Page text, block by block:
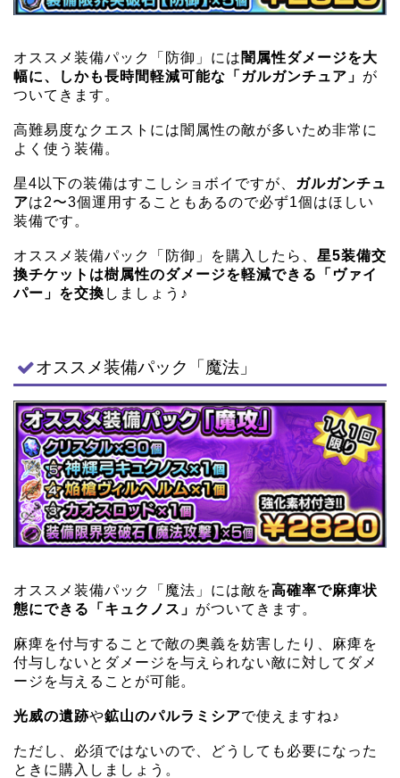
オススメ装備パック「防御」には 闇属性ダメージを大
幅に、しかも長時間軽減可能な「ガルガンチュア」 が
ついてきます。
高難易度なクエストには闇属性の敵が多いため非常に
よく使う装備。
星4以下の装備はすこしショボイですが、
ガルガンチュ
アは2〜3個運用することもあるので必ず1個はほしい
装備です。
オススメ装備パック「防御」を購入したら、 星5装備交
換チケットは樹属性のダメージを軽減できる「ヴァイ
パー」を交換 しましょう♪
オススメ装備パック「魔法」
オススメ装備パック「魔法」には敵を高確率で麻痺状
態にできる「キュクノス」 がついてきます。
麻痺を付与することで敵の奥義を妨害したり、麻痺を
付与しないとダメージを与えられない敵に対してダメ
ージを与えることが可能。
光威の遺跡や鉱山のパルラミシアで使えますね♪
ただし、必須ではないので、どうしても必要になった
ときに購入しましょう。